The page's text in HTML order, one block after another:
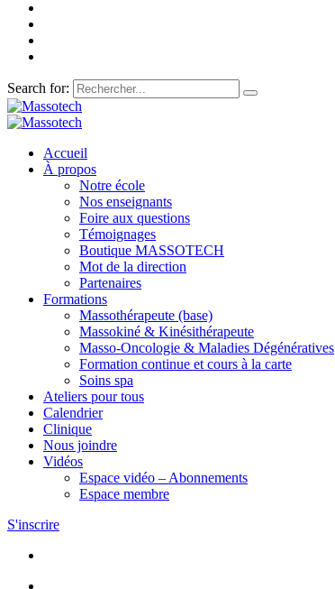
Search for:
Accueil
À propos
Notre école
Nos enseignants
Foire aux questions
Témoignages
Boutique MASSOTECH
Mot de la direction
Partenaires
Formations
Massothérapeute (base)
Massokiné & Kinésithérapeute
Masso-Oncologie & Maladies Dégénératives
Formation continue et cours à la carte
Soins spa
Ateliers pour tous
Calendrier
Clinique
Nous joindre
Vidéos
Espace vidéo – Abonnements
Espace membre
S'inscrire